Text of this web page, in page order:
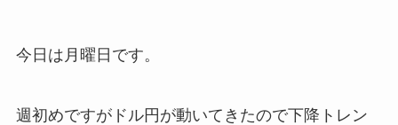
今日は月曜日です。
週初めですがドル円が動いてきたので下降トレン